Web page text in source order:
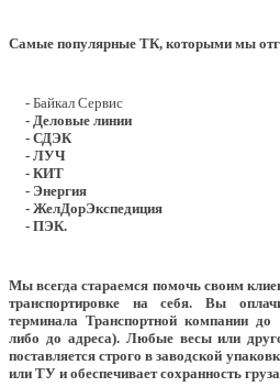
Самые популярные ТК, которыми мы
- Байкал Сервис
- Деловые линии
- СДЭК
- ЛУЧ
- КИТ
- Энергия
- ЖелДорЭкспедиция
- ПЭК.
Мы всегда стараемся помочь своим
транспортировке на себя. Вы
терминала Транспортной компании до
либо до адреса). Любые весы или
поставляется строго в заводской
или ТУ и обеспечивает сохранность